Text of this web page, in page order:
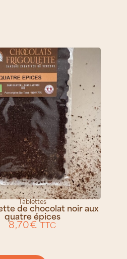
Tablettes
de chocolat noir aux
quatre épices
8,70€ TTC